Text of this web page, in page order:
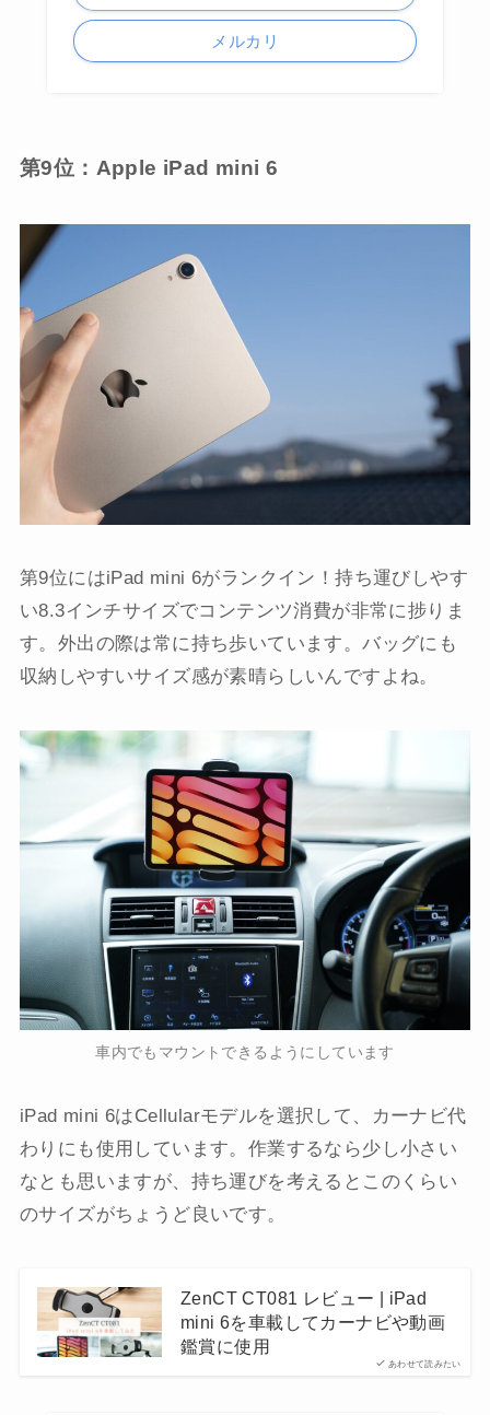
メルカリ
第9位：Apple iPad mini 6
第9位にはiPad mini 6がランクイン！持ち運びしやす
い8.3インチサイズでコンテンツ消費が非常に捗りま
す。外出の際は常に持ち歩いています。バッグにも
収納しやすいサイズ感が素晴らしいんですよね。
車内でもマウントできるようにしています
iPad mini 6はCellularモデルを選択して、カーナビ代
わりにも使用しています。作業するなら少し小さい
なとも思いますが、持ち運びを考えるとこのくらい
のサイズがちょうど良いです。
あわせて読みたい
ZenCT CT081 レビュー | iPad
mini 6を車載してカーナビや動画
鑑賞に使用